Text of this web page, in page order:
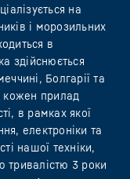
на
і морозильних
в
здійснюється
Болгарії та
кожен прилад
в рамках якої
електроніки та
нашої техніки,
тривалістю 3 роки